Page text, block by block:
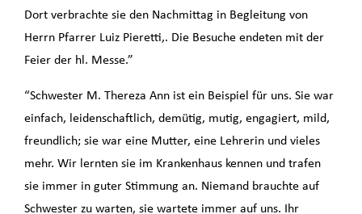
Dort verbrachte sie den Nachmittag in Begleitung von
Herrn Pfarrer Luiz Pieretti,. Die Besuche endeten mit der
Feier der hl. Messe.”
“Schwester M. Thereza Ann ist ein Beispiel für uns. Sie war
einfach, leidenschaftlich, demütig, mutig, engagiert, mild,
freundlich; sie war eine Mutter, eine Lehrerin und vieles
mehr. Wir lernten sie im Krankenhaus kennen und trafen
sie immer in guter Stimmung an. Niemand brauchte auf
Schwester zu warten, sie wartete immer auf uns. Ihr